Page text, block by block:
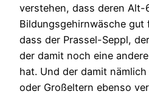
verstehen, dass deren Alt-
Bildungsgehirnwäsche
dass der Prassel-Seppl,
der damit noch eine
hat. Und der damit
oder Großeltern ebenso